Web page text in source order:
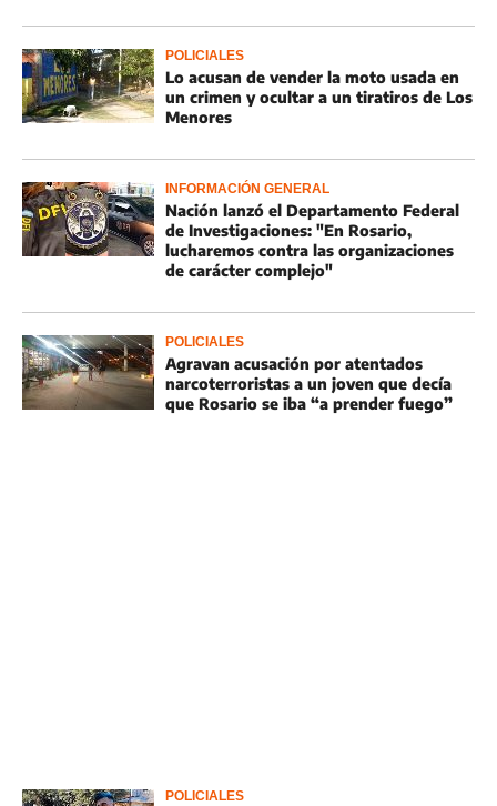
POLICIALES
Lo acusan de vender la moto usada en
un crimen y ocultar a un tiratiros de Los
Menores
INFORMACIÓN GENERAL
Nación lanzó el Departamento Federal
de Investigaciones: "En Rosario,
lucharemos contra las organizaciones
de carácter complejo"
POLICIALES
Agravan acusación por atentados
narcoterroristas a un joven que decía
que Rosario se iba “a prender fuego”
POLICIALES